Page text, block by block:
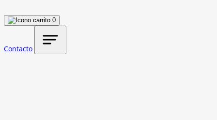
0
Contacto